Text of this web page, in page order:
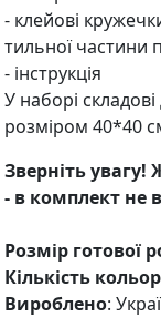
- клейові
тильної частини
- інструкція
У наборі
розміром 40*40
Зверніть
- в комплект не
Розмір готової
Кількість
Вироблено: